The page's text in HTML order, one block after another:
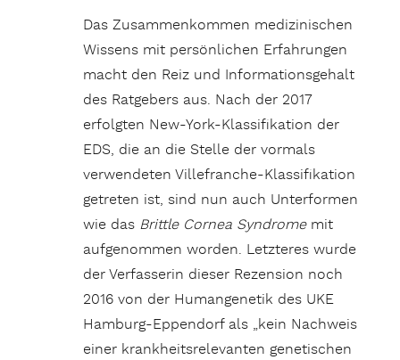
Das Zusammenkommen medizinischen
Wissens mit persönlichen Erfahrungen
macht den Reiz und Informationsgehalt
des Ratgebers aus. Nach der 2017
erfolgten New-York-Klassifikation der
EDS, die an die Stelle der vormals
verwendeten Villefranche-Klassifikation
getreten ist, sind nun auch Unterformen
wie das Brittle Cornea Syndromemit
aufgenommen worden. Letzteres wurde
der Verfasserin dieser Rezension noch
2016 von der Humangenetik des UKE
Hamburg-Eppendorf als „kein Nachweis
einer krankheitsrelevanten genetischen